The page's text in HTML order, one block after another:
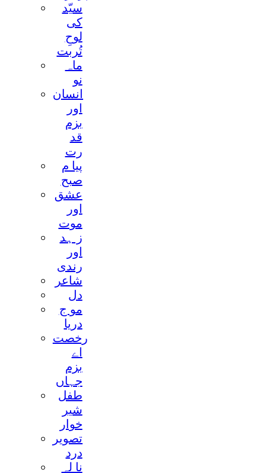
سیّد
کی
لوحِ
تُربت
ماہ
نو
انسان
اور
بزم
قد
رت
پيا م
صبح
عشق
اور
موت
ز ہد
اور
رندی
شاعر
دل
مو ج
دريا
رخصت
اے
بزم
جہاں
طفل
شير
خوار
تصوير
درد
نا لہ